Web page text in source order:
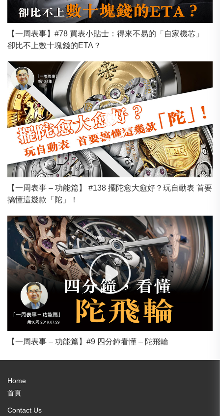
【一周表事】#78 買表小貼士：得來不易的「自家機芯」
卻比不上數十塊錢的ETA？
【一周表事 – 功能篇】 #138 擺陀愈大愈好？玩自動表 首要
搞懂這幾款「陀」！
【一周表事 – 功能篇】#9 四分鐘看懂 – 陀飛輪
Home
首頁
Contact Us